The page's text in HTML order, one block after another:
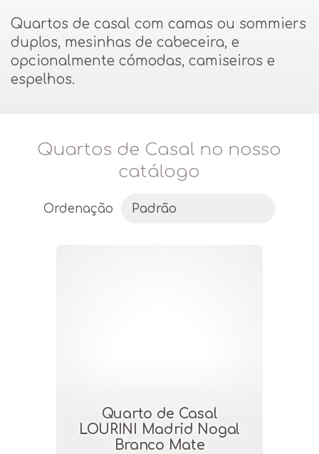
Quartos de casal com camas ou sommiers
duplos, mesinhas de cabeceira, e
opcionalmente cómodas, camiseiros e
espelhos.
Quartos de Casal no nosso
catálogo
Ordenação
Quarto de Casal
LOURINI Madrid Nogal
Branco Mate